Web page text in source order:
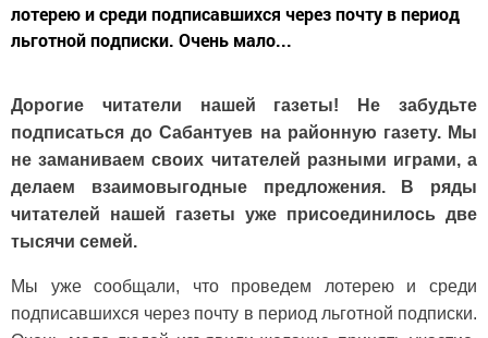
лотерею и среди подписавшихся через почту в период
льготной под­писки. Очень мало...
Дорогие читатели нашей газеты! Не забудьте
подписаться до Сабантуев на районную газету. Мы
не заманиваем своих читателей разными играми, а
делаем взаимовыгодные предложения. В ряды
читателей нашей газеты уже присоединилось две
тысячи семей.
Мы уже сообщали, что проведем лотерею и среди
подписавшихся через почту в период льготной под­писки.